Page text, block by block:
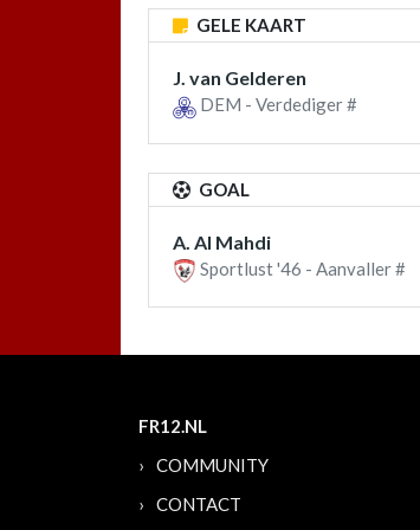
GELE KAART
J. van Gelderen
DEM - Verdediger #
GOAL
A. Al Mahdi
Sportlust '46 - Aanvaller #
FR12.NL
COMMUNITY
CONTACT